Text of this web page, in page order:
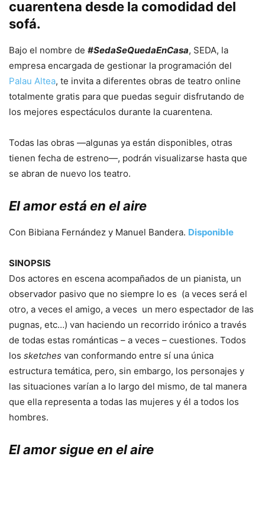
cuarentena desde la comodidad del
sofá.
Bajo el nombre de #SedaSeQuedaEnCasa, SEDA, la
empresa encargada de gestionar la programación del
Palau Altea, te invita a diferentes obras de teatro online
totalmente gratis para que puedas seguir disfrutando de
los mejores espectáculos durante la cuarentena.
Todas las obras —algunas ya están disponibles, otras
tienen fecha de estreno—, podrán visualizarse hasta que
se abran de nuevo los teatro.
El amor está en el aire
Con Bibiana Fernández y Manuel Bandera. Disponible
SINOPSIS
Dos actores en escena acompañados de un pianista, un
observador pasivo que no siempre lo es (a veces será el
otro, a veces el amigo, a veces un mero espectador de las
pugnas, etc…) van haciendo un recorrido irónico a través
de todas estas románticas – a veces – cuestiones. Todos
los sketches van conformando entre sí una única
estructura temática, pero, sin embargo, los personajes y
las situaciones varían a lo largo del mismo, de tal manera
que ella representa a todas las mujeres y él a todos los
hombres.
El amor sigue en el aire